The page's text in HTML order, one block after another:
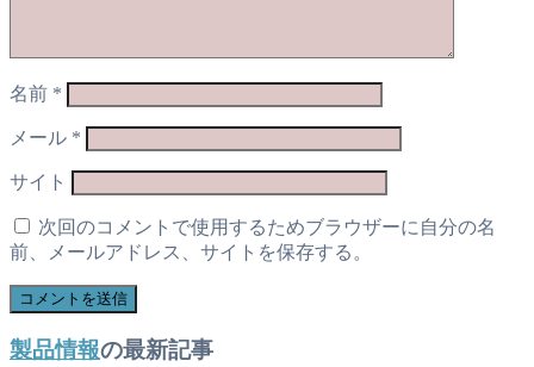
名前 *
メール *
サイト
次回のコメントで使用するためブラウザーに自分の名
前、メールアドレス、サイトを保存する。
製品情報の最新記事